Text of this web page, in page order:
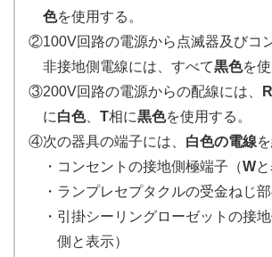
色を使用する。
②100V回路の電源から点滅器及びコ
非接地側電線には、すべて黒色を使
③200V回路の電源からの配線には、
R
に白色、 T相に黒色を使用する。
④次の器具の端子には、 白色の電線
・コンセントの接地側極端子（W
・ランプレセプタクルの受金ねじ
・引掛シーリングローゼットの接
側と表示）